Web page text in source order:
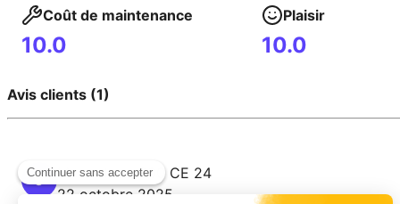
Coût de maintenance
10.0
Plaisir
10.0
Avis clients (1)
9 Mercedes-300 CE 24
22 octobre 2025